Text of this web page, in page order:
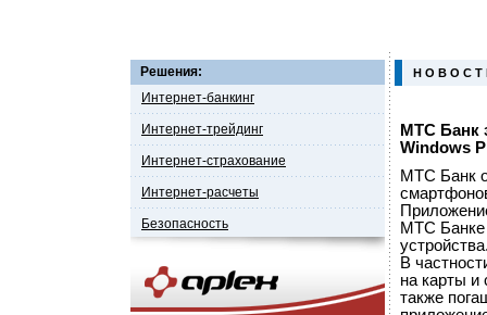
Решения:
Интернет-банкинг
Интернет-трейдинг
Интернет-страхование
Интернет-расчеты
Безопасность
Н О В О С Т
МТС Банк
Windows
МТС Банк
МТС Банке
В
на карты и
также